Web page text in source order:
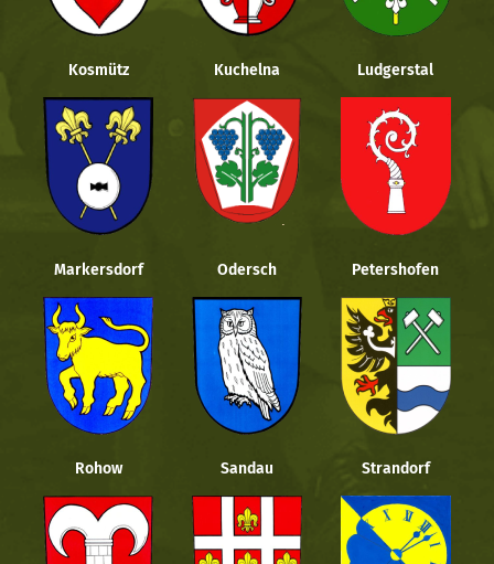
Kosmütz Kuchelna Ludgerstal
Markersdorf Odersch Petershofen
Rohow Sandau Strandorf